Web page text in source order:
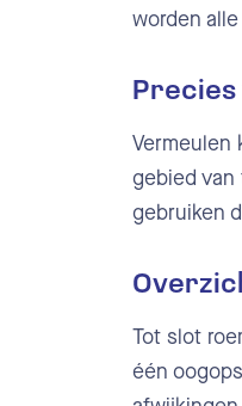
worden
Vermeulen
gebied
gebruiken
Tot slot
één